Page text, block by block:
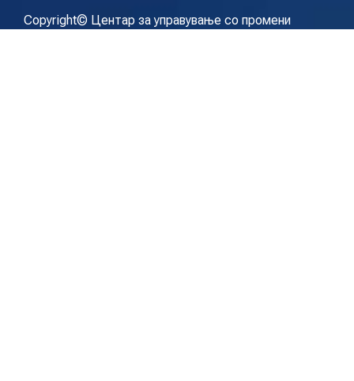
Copyright© Центар за управување со промени